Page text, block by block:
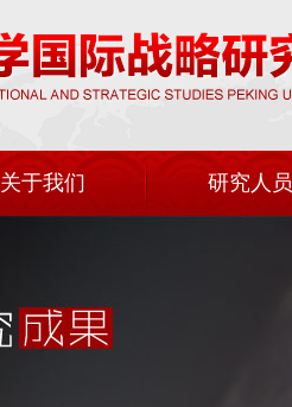
关于我们 研究人员